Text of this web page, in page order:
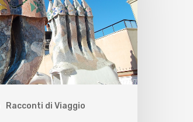
Racconti di Viaggio